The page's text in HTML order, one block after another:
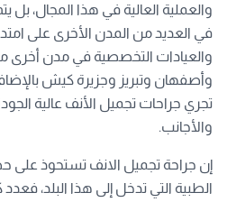
والعملية العالية في هذا المجال، بل
في العديد من المدن الأخرى على
والعيادات التخصصية في مدن
وأصفهان وتبريز وجزيرة كيش
تجري جراحات تجميل الأنف عالية
والأجانب.
إن جراحة تجميل الانف تستحوذ على
الطبية التي تدخل إلى هذا البلد،